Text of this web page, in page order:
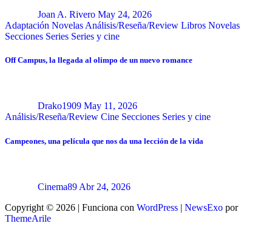
Joan A. Rivero May 24, 2026
Adaptación Novelas Análisis/Reseña/Review Libros Novelas
Secciones Series Series y cine
Off Campus, la llegada al olimpo de un nuevo romance
Drako1909 May 11, 2026
Análisis/Reseña/Review Cine Secciones Series y cine
Campeones, una película que nos da una lección de la vida
Cinema89 Abr 24, 2026
Copyright © 2026 | Funciona con WordPress | NewsExo por
ThemeArile